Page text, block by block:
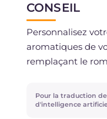
Si vous avez
frais et non
congeler la
enveloppée dans
semaines.
CONSEIL
Personnalisez
aromatiques de
remplaçant le
parfumer la
votre goût,
Pour la traduction
d'intelligence